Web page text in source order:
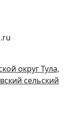
округ Тула,
сельский